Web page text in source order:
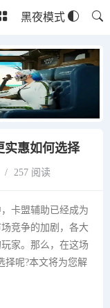
黑夜模式
实惠如何选择
/ 257 阅读
卡盟辅助已经成为
竞争的加剧，各大
家。那么，在这场
择呢?本文将为您解